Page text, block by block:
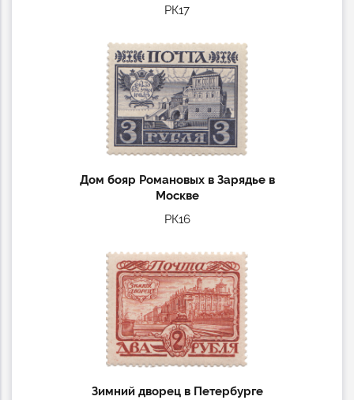
РК17
Дом бояр Романовых в Зарядье в
Москве
РК16
Зимний дворец в Петербурге